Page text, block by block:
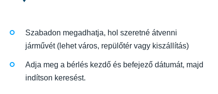
Szabadon megadhatja, hol szeretné átvenni
járművét (lehet város, repülőtér vagy kiszállítás)
Adja meg a bérlés kezdő és befejező dátumát, majd
indítson keresést.